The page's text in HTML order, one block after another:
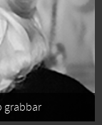
grabbar